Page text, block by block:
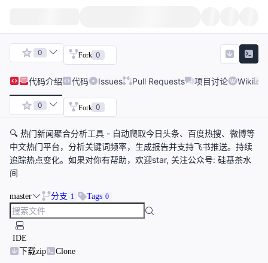
0 Fork 0
代码介绍 代码 Issues Pull Requests 项目讨论 Wiki
0 Fork 0
🔍 热门新闻聚合分析工具 - 自动爬取今日头条、百度热搜、微博等
中文热门平台，分析关键词频率，生成报告并支持飞书推送。持续
追踪热点变化。如果对你有帮助，欢迎star, 关注公众号: 硅基茶水
间
master 分支 1 Tags 0
IDE
下载zip
Clone